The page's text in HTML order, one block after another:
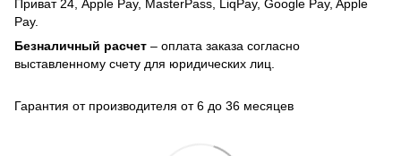
Приват 24, Apple Pay, MasterPass, LiqPay, Google Pay, Apple
Pay.
Безналичный расчет – оплата заказа согласно
выставленному счету для юридических лиц.
Гарантия от производителя от 6 до 36 месяцев